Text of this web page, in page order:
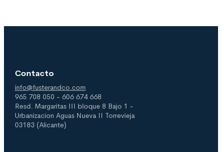
Contacto
info@fusterandco.com
965 708 050 - 606 674 668
Resd. Margaritas III bloque 8 Bajo 1 -
Urbanizacion Aguas Nueva II Torrevieja
03183 (Alicante)